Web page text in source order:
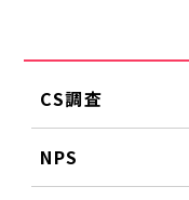
CS調査
NPS